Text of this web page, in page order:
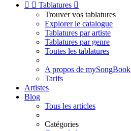
  Tablatures 
Trouver vos tablatures
Explorer le catalogue
Tablatures par artiste
Tablatures par genre
Toutes les tablatures
A propos de mySongBook
Tarifs
Artistes
Blog
Tous les articles
Catégories